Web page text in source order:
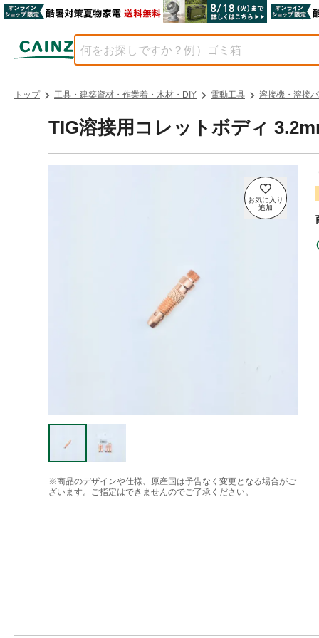
トップ 工具・建築資材・作業着・木材・DIY 電動工具 溶接機・溶接
TIG溶接用コレットボディ
※商品のデザインや仕様、原産国は予告なく変更となる場合がご
ざいます。ご指定はできませんのでご了承ください。